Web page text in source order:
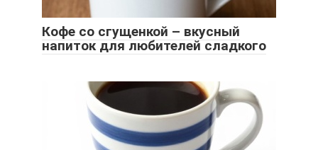
Кофе со сгущенкой – вкусный
напиток для любителей сладкого